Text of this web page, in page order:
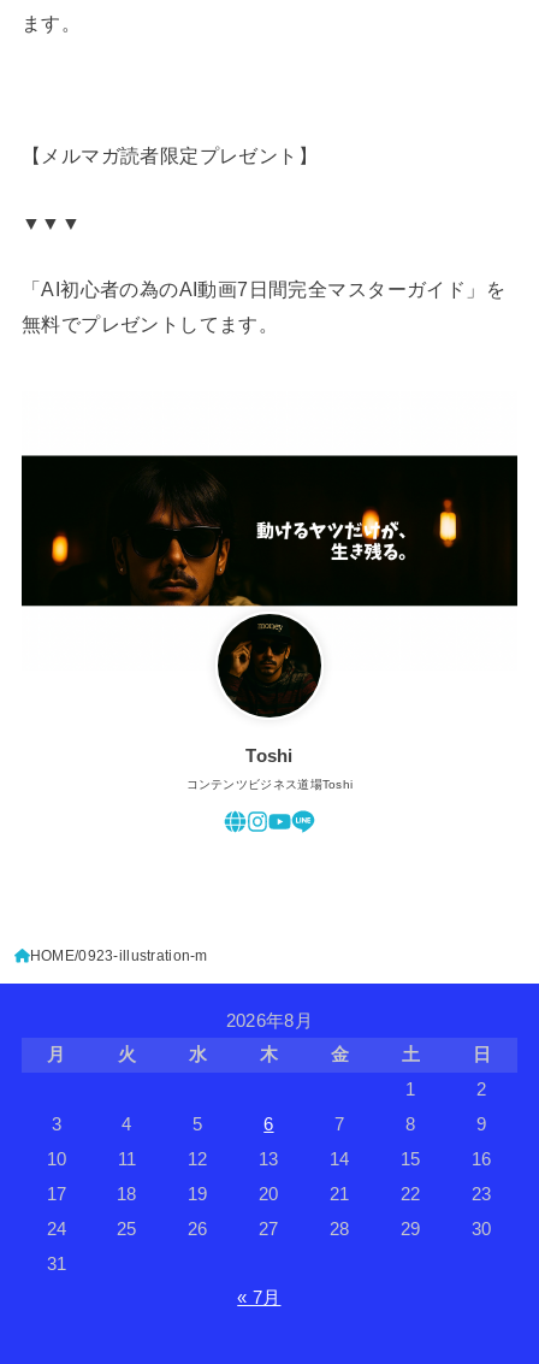
ます。
【メルマガ読者限定プレゼント】
▼▼▼
「AI初心者の為のAI動画7日間完全マスターガイド」を
無料でプレゼントしてます。
Toshi
コンテンツビジネス道場Toshi
HOME 0923-illustration-m
2026年8月
月
火 水 木 金 土
日
1
2
3
4 5 6 7 8
9
10
11 12 13 14 15
16
17
18 19 20 21 22
23
24
25 26 27 28 29
30
31
« 7月